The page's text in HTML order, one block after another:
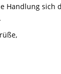
Handlung sich